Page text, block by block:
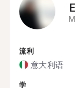
流利
意大利语
学